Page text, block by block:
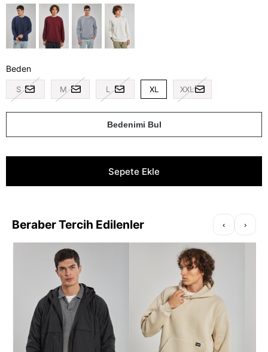
Beden
S M L XL XXL
Bedenimi Bul
Beraber Tercih Edilenler ‹ ›